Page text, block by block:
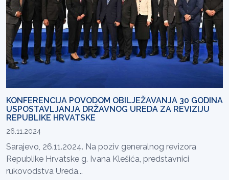
KONFERENCIJA POVODOM OBILJEŽAVANJA 30 GODINA
USPOSTAVLJANJA DRŽAVNOG UREDA ZA REVIZIJU
REPUBLIKE HRVATSKE
26.11.2024
Sarajevo, 26.11.2024. Na poziv generalnog revizora
Republike Hrvatske g. Ivana Klešića, predstavnici
rukovodstva Ureda...